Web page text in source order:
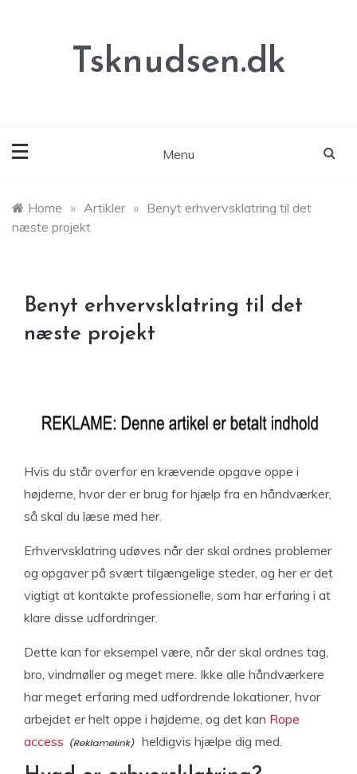
Tsknudsen.dk
Menu
Home » Artikler » Benyt erhvervsklatring til det
næste projekt
Benyt erhvervsklatring til det
næste projekt
Hvis du står overfor en krævende opgave oppe i
højderne, hvor der er brug for hjælp fra en håndværker,
så skal du læse med her.
Erhvervsklatring udøves når der skal ordnes problemer
og opgaver på svært tilgængelige steder, og her er det
vigtigt at kontakte professionelle, som har erfaring i at
klare disse udfordringer.
Dette kan for eksempel være, når der skal ordnes tag,
bro, vindmøller og meget mere. Ikke alle håndværkere
har meget erfaring med udfordrende lokationer, hvor
arbejdet er helt oppe i højderne, og det kan Rope
access
heldigvis hjælpe dig med.